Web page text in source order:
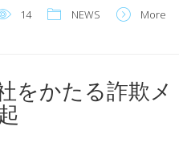
14 NEWS More
をかたる詐欺メ